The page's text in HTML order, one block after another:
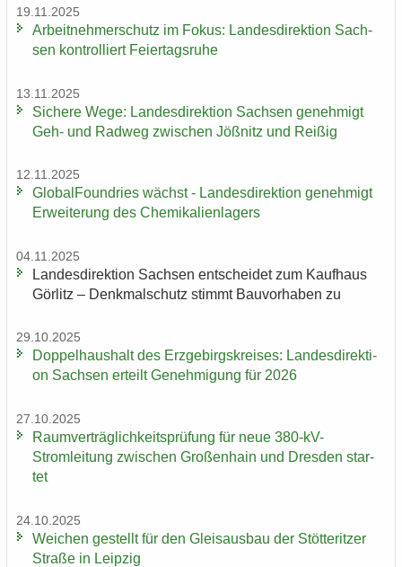
19.11.2025
Ar­beit­neh­mer­schutz im Fokus: Lan­des­di­rek­ti­on Sach­
sen kon­trol­liert Fei­er­tags­ru­he
13.11.2025
Si­che­re Wege: Lan­des­di­rek­ti­on Sach­sen ge­neh­migt
Geh- und Rad­weg zwi­schen Jöß­nitz und Rei­ßig
12.11.2025
Glo­bal­Found­ries wächst - Lan­des­di­rek­ti­on ge­neh­migt
Er­wei­te­rung des Che­mi­ka­li­en­la­gers
04.11.2025
Lan­des­di­rek­ti­on Sach­sen ent­schei­det zum Kauf­haus
Gör­litz – Denk­mal­schutz stimmt Bau­vor­ha­ben zu
29.10.2025
Dop­pel­haus­halt des Erz­ge­birgs­krei­ses: Lan­des­di­rek­ti­
on Sach­sen er­teilt Ge­neh­mi­gung für 2026
27.10.2025
Ra­um­ver­träg­lich­keits­prü­fung für neue 380-​kV-
Stromleitung zwi­schen Gro­ßen­hain und Dres­den star­
tet
24.10.2025
Wei­chen ge­stellt für den Gleis­aus­bau der Stöt­terit­zer
Stra­ße in Leip­zig